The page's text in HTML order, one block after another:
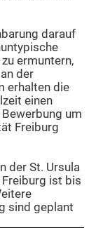
darauf
ermuntern,
der
erhalten die
einen
um
Freiburg
der St. Ursula
ist bis
sind geplant